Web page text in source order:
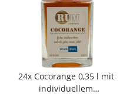
24x Cocorange 0,35 l mit
individuellem